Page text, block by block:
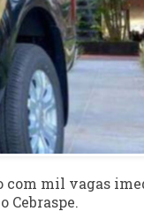
com mil vagas
Cebraspe.